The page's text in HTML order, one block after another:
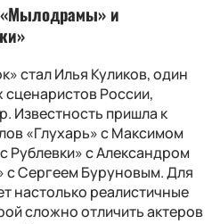
«Мылодрамы» и
стал Илья Куликов, один
России,
Известность пришла к
«Глухарь» с Максимом
Рублевки» с Александром
Сергеем Буруновым. Для
настолько реалистичные
сложно отличить актеров